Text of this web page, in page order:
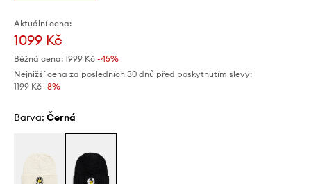
Aktuální cena:
1099 Kč
Běžná cena: 1999 Kč -45%
Nejnižší cena za posledních 30 dnů před poskytnutím slevy:
1199 Kč -8%
Barva: černá